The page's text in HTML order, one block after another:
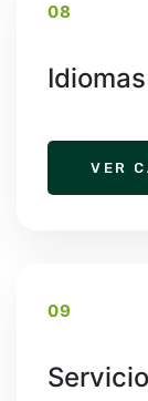
08
VER
09